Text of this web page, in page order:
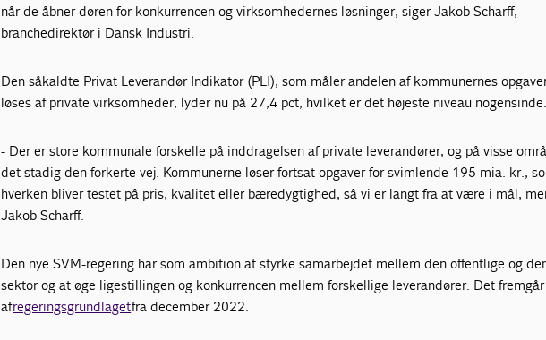
når de åbner døren for konkurrencen og virksomhedernes løsninger, siger Jakob Scharff,
branchedirektør i Dansk Industri.
Den såkaldte Privat Leverandør Indikator (PLI), som måler andelen af kommunernes
løses af private virksomheder, lyder nu på 27,4 pct, hvilket er det højeste niveau
- Der er store kommunale forskelle på inddragelsen af private leverandører, og på visse
det stadig den forkerte vej. Kommunerne løser fortsat opgaver for svimlende 195 mia. kr.,
hverken bliver testet på pris, kvalitet eller bæredygtighed, så vi er langt fra at være i mål,
Jakob Scharff.
Den nye SVM-regering har som ambition at styrke samarbejdet mellem den offentlige og
sektor og at øge ligestillingen og konkurrencen mellem forskellige leverandører. Det fremgår
afregeringsgrundlagetfra december 2022.